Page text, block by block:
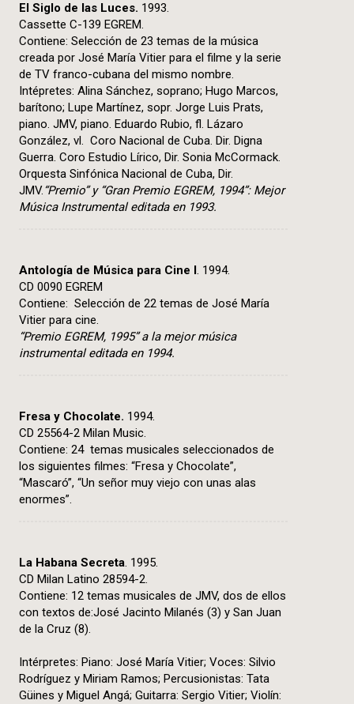
El Siglo de las Luces. 1993.
Cassette C-139 EGREM.
Contiene: Selección de 23 temas de la música
creada por José María Vitier para el filme y la serie
de TV franco-cubana del mismo nombre.
Intépretes: Alina Sánchez, soprano; Hugo Marcos,
barítono; Lupe Martínez, sopr. Jorge Luis Prats,
piano. JMV, piano. Eduardo Rubio, fl. Lázaro
González, vl. Coro Nacional de Cuba. Dir. Digna
Guerra. Coro Estudio Lírico, Dir. Sonia McCormack.
Orquesta Sinfónica Nacional de Cuba, Dir.
JMV.“Premio” y “Gran Premio EGREM, 1994”: Mejor
Música Instrumental editada en 1993.
Antología de Música para Cine I. 1994.
CD 0090 EGREM
Contiene: Selección de 22 temas de José María
Vitier para cine.
“Premio EGREM, 1995” a la mejor música
instrumental editada en 1994.
Fresa y Chocolate. 1994.
CD 25564-2 Milan Music.
Contiene: 24 temas musicales seleccionados de
los siguientes filmes: “Fresa y Chocolate”,
“Mascaró”, “Un señor muy viejo con unas alas
enormes”.
La Habana Secreta. 1995.
CD Milan Latino 28594-2.
Contiene: 12 temas musicales de JMV, dos de ellos
con textos de:José Jacinto Milanés (3) y San Juan
de la Cruz (8).
Intérpretes: Piano: José María Vitier; Voces: Silvio
Rodríguez y Miriam Ramos; Percusionistas: Tata
Güines y Miguel Angá; Guitarra: Sergio Vitier; Violín: